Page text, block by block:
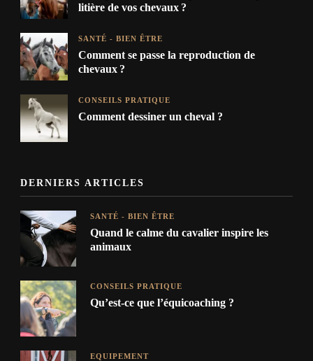
litière de vos chevaux ?
SANTÉ - BIEN ÊTRE
Comment se passe la reproduction de
chevaux ?
CONSEILS PRATIQUE
Comment dessiner un cheval ?
DERNIERS ARTICLES
SANTÉ - BIEN ÊTRE
Quand le calme du cavalier inspire les
animaux
CONSEILS PRATIQUE
Qu’est-ce que l’équicoaching ?
EQUIPEMENT